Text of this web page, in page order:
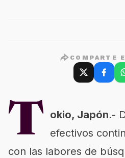
COMPARTE
T okio, Japón.-
efectivos
con las labores de